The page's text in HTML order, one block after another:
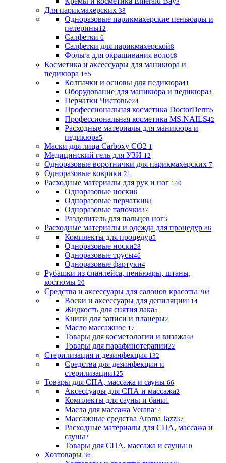
Для парикмахерских 38
Одноразовые парикмахерские пеньюары и
пелерины12
Салфетки 6
Салфетки для парикмахерской8
Фольга для окрашивания волос8
Косметика и аксессуары для маникюра и
педикюра 165
Колпачки и основы для педикюра41
Оборудование для маникюра и педикюра3
Перчатки Чистовье24
Профессиональная косметика DoctorDerm5
Профессиональная косметика MS.NAILS42
Расходные материалы для маникюра и
педикюра5
Маски для лица Carboxy CO2 1
Медицинский гель для УЗИ 12
Одноразовые воротнички для парикмахерских 7
Одноразовые коврики 21
Расходные материалы для рук и ног 140
Одноразовые носки8
Одноразовые перчатки88
Одноразовые тапочки37
Разделитель для пальцев ног3
Расходные материалы и одежда для процедур 88
Комплекты для процедур5
Одноразовые носки28
Одноразовые трусы46
Одноразовые фартуки4
Рубашки из спанлейса, пеньюары, штаны,
костюмы 20
Средства и аксессуары для салонов красоты 208
Воски и аксессуары для депиляции114
Жидкость для снятия лака5
Книги для записи и планеры2
Масло массажное 17
Товары для косметологии и визажа48
Товары для парафинотерапии22
Стерилизация и дезинфекция 132
Средства для дезинфекции и
стерилизации125
Товары для СПА, массажа и сауны 66
Аксессуары для СПА и массажа2
Комплекты для сауны и бани1
Масла для массажа Verana14
Массажные средства Aroma Jazz37
Расходные материалы для СПА, массажа и
сауны2
Товары для СПА, массажа и сауны10
Хозтовары 36